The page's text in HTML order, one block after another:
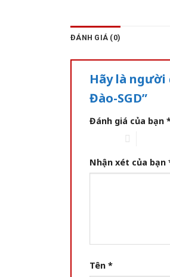
ĐÁNH GIÁ (0)
Hãy là người
Đào-SGD”
Đánh giá của bạn
Nhận xét của bạn
Tên *